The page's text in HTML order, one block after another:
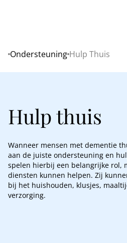
Home
Ondersteuning Hulp Thuis
Hulp thuis
Wanneer mensen met dementie
aan de juiste ondersteuning en
spelen hierbij een belangrijke rol,
diensten kunnen helpen. Zij
bij het huishouden, klusjes,
verzorging.